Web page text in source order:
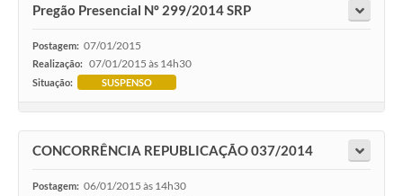
Pregão Presencial Nº 299/2014 SRP
Postagem: 07/01/2015
Realização: 07/01/2015 às 14h30
Situação: SUSPENSO
CONCORRÊNCIA REPUBLICAÇÃO 037/2014
Postagem: 06/01/2015 às 14h30